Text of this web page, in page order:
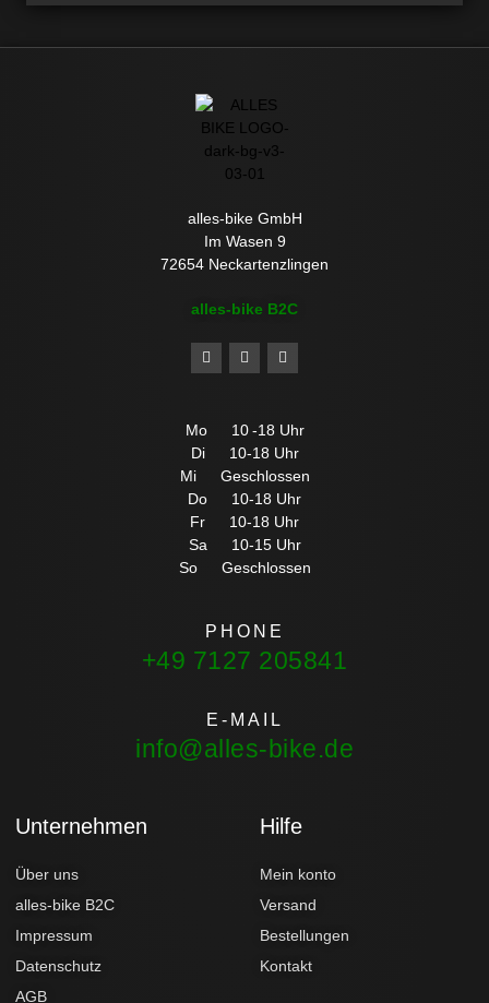
alles-bike GmbH
Im Wasen 9
72654 Neckartenzlingen
alles-bike B2C
Mo 10 -18 Uhr
Di 10-18 Uhr
Mi Geschlossen
Do 10-18 Uhr
Fr 10-18 Uhr
Sa 10-15 Uhr
So Geschlossen
PHONE
+49 7127 205841
E-MAIL
info@alles-bike.de
Unternehmen
Über uns
alles-bike B2C
Impressum
Datenschutz
AGB
Hilfe
Mein konto
Versand
Bestellungen
Kontakt